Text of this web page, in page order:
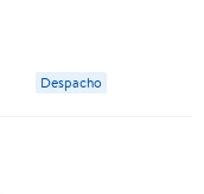
Despacho